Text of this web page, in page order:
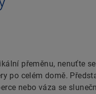
přeměnu, nenuťte
po celém domě.
nebo váza se